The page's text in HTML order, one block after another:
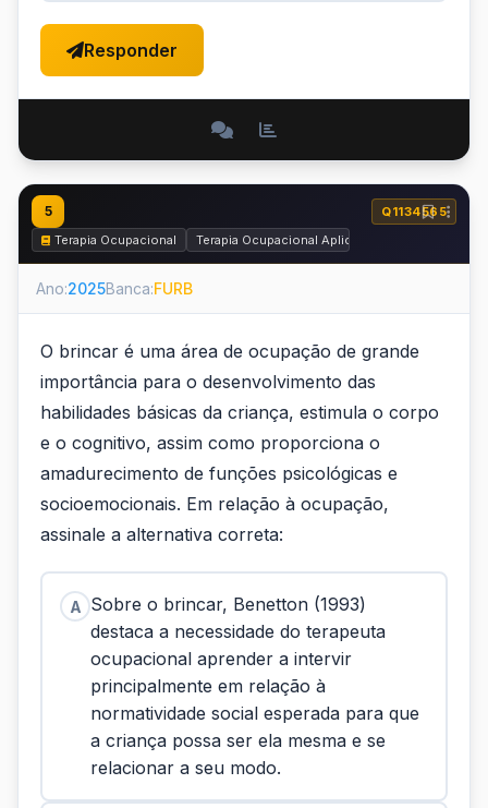
Responder
5
Q1134565
Terapia Ocupacional
Terapia Ocupacional Aplicada à Saúde Mental,
Ano:2025Banca:FURB
O brincar é uma área de ocupação de grande
importância para o desenvolvimento das
habilidades básicas da criança, estimula o corpo
e o cognitivo, assim como proporciona o
amadurecimento de funções psicológicas e
socioemocionais. Em relação à ocupação,
assinale a alternativa correta:
A Sobre o brincar, Benetton (1993)
destaca a necessidade do terapeuta
ocupacional aprender a intervir
principalmente em relação à
normatividade social esperada para que
a criança possa ser ela mesma e se
relacionar a seu modo.